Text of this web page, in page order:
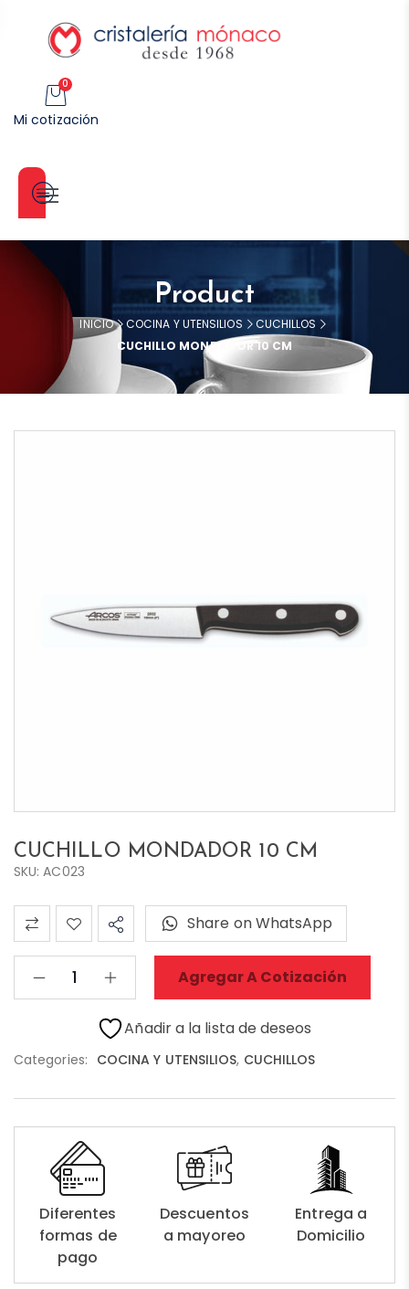
0
Mi cotización
Categorías
Product
INICIO COCINA Y UTENSILIOS
CUCHILLOS
CUCHILLO MONDADOR 10 CM
CUCHILLO MONDADOR 10 CM
SKU: AC023
Agregar A Cotización
Share on WhatsApp
Añadir a la lista de deseos
Categories: COCINA Y UTENSILIOS, CUCHILLOS
Diferentes
formas de
pago
Descuentos
a mayoreo
Entrega a
Domicilio